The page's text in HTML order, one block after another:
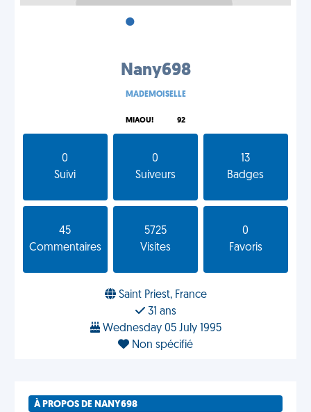
•
Nany698
MADEMOISELLE
MIAOU! 92
0
Suivi
0
Suiveurs
13
Badges
45
Commentaires
5725
Visites
0
Favoris
Saint Priest, France
31 ans
Wednesday 05 July 1995
Non spécifié
À PROPOS DE NANY698